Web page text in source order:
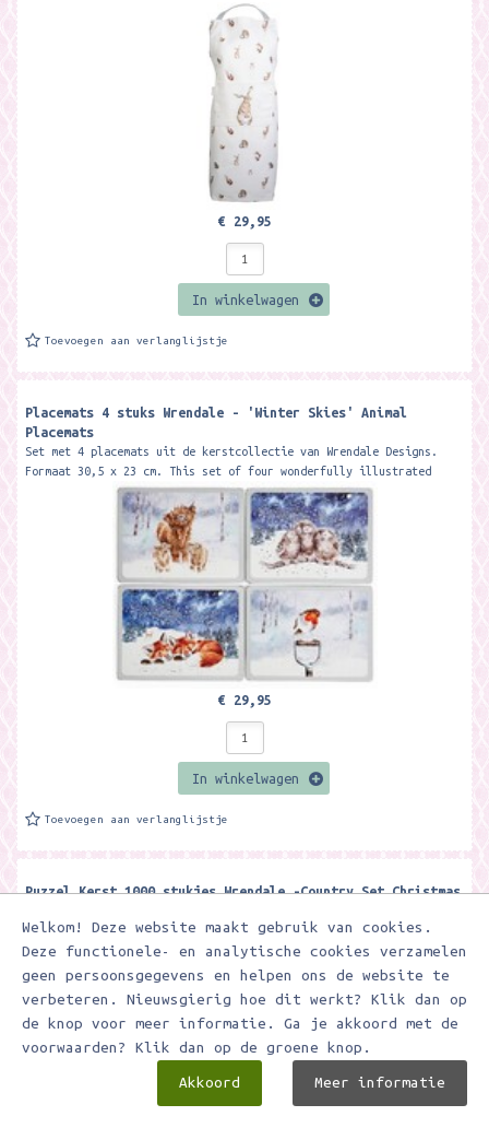
Welkom! Deze website maakt gebruik van cookies.
Deze functionele- en analytische cookies verzamelen
geen persoonsgegevens en helpen ons de website te
verbeteren. Nieuwsgierig hoe dit werkt? Klik dan op
de knop voor meer informatie. Ga je akkoord met de
voorwaarden? Klik dan op de groene knop.
Akkoord Meer informatie
€ 29,95
In winkelwagen
Toevoegen aan verlanglijstje
Placemats 4 stuks Wrendale - 'Winter Skies' Animal
Placemats
Set met 4 placemats uit de kerstcollectie van Wrendale Designs.
Formaat 30,5 x 23 cm. This set of four wonderfully illustrated
placemats feature...
€ 29,95
In winkelwagen
Toevoegen aan verlanglijstje
Puzzel Kerst 1000 stukjes Wrendale -Country Set Christmas
Mooie legpuzzel van het Engelse merk Wrendale Designs. Thema: Kerst
1000 stukjes This beautiful 'Country Set Christmas' 1000 piece...